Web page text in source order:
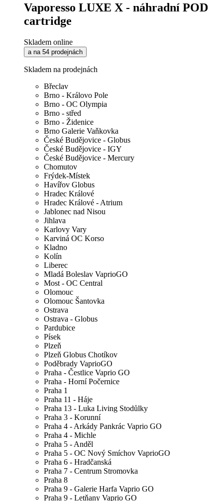
Vaporesso LUXE X - náhradní POD
cartridge
Skladem online
a na 54 prodejnách
Skladem na prodejnách
Břeclav
Brno - Královo Pole
Brno - OC Olympia
Brno - střed
Brno - Židenice
Brno Galerie Vaňkovka
České Budějovice - Globus
České Budějovice - IGY
České Budějovice - Mercury
Chomutov
Frýdek-Místek
Havířov Globus
Hradec Králové
Hradec Králové - Atrium
Jablonec nad Nisou
Jihlava
Karlovy Vary
Karviná OC Korso
Kladno
Kolín
Liberec
Mladá Boleslav VaprioGO
Most - OC Central
Olomouc
Olomouc Šantovka
Ostrava
Ostrava - Globus
Pardubice
Písek
Plzeň
Plzeň Globus Chotíkov
Poděbrady VaprioGO
Praha - Čestlice Vaprio GO
Praha - Horní Počernice
Praha 1
Praha 11 - Háje
Praha 13 - Luka Living Stodůlky
Praha 3 - Korunní
Praha 4 - Arkády Pankrác Vaprio GO
Praha 4 - Michle
Praha 5 - Anděl
Praha 5 - OC Nový Smíchov VaprioGO
Praha 6 - Hradčanská
Praha 7 - Centrum Stromovka
Praha 8
Praha 9 - Galerie Harfa Vaprio GO
Praha 9 - Letňany Vaprio GO